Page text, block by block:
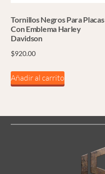
Tornillos Negros Para Placas
Con Emblema Harley
Davidson
$920.00
Añadir al carrito